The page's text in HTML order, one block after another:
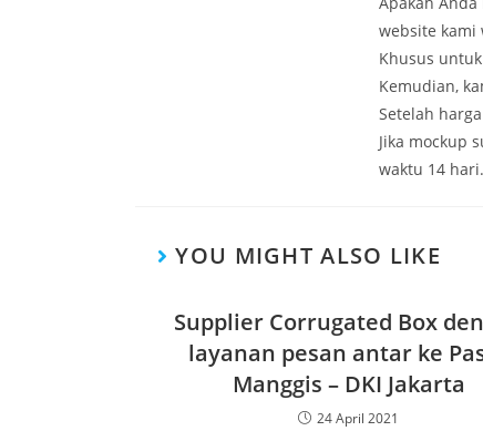
website kami
Khusus
Kemudian,
Setelah
Jika mockup
waktu 14 hari.
YOU MIGHT ALSO LIKE
Supplier Corrugated Box
layanan pesan antar ke
Manggis – DKI Jakarta
24 April 2021